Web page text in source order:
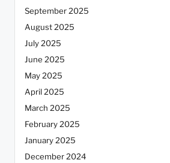
September 2025
August 2025
July 2025
June 2025
May 2025
April 2025
March 2025
February 2025
January 2025
December 2024